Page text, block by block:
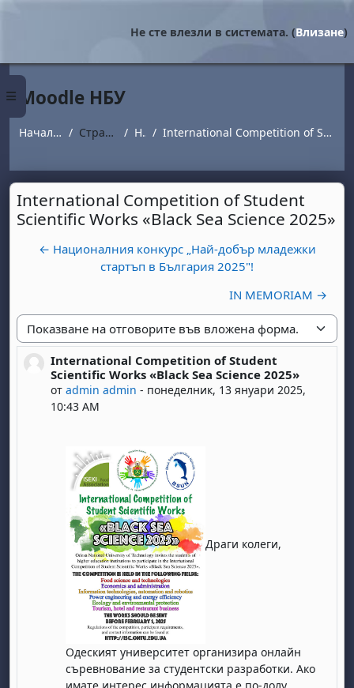
Страничен панел
Не сте влезли в системата. (Влизане)
Moodle НБУ
Начална страница Страници от сайта Новини International Competition of Student Scientific Works «Black Sea Science 2025»
International Competition of Student
Scientific Works «Black Sea Science 2025»
← Националния конкурс „Най-добър младежки
стартъп в България 2025"!
IN MEMORIAM →
Начин на показване
International Competition of Student
Scientific Works «Black Sea Science 2025»
отadmin admin - понеделник, 13 януари 2025,
10:43 AM
Number of replies: 0
Драги колеги,
Одеският университет организира онлайн
съревнование за студентски разработки. Ако